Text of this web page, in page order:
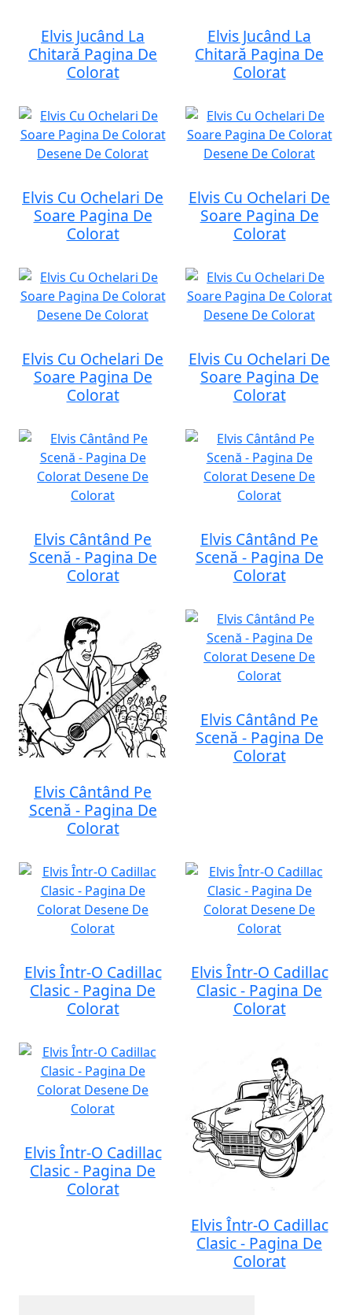
Elvis Jucând La
Chitară Pagina De
Colorat
Elvis Jucând La
Chitară Pagina De
Colorat
Elvis Cu Ochelari De
Soare Pagina De
Colorat
Elvis Cu Ochelari De
Soare Pagina De
Colorat
Elvis Cu Ochelari De
Soare Pagina De
Colorat
Elvis Cu Ochelari De
Soare Pagina De
Colorat
Elvis Cântând Pe
Scenă - Pagina De
Colorat
Elvis Cântând Pe
Scenă - Pagina De
Colorat
Elvis Cântând Pe
Scenă - Pagina De
Colorat
Elvis Cântând Pe
Scenă - Pagina De
Colorat
Elvis Într-O Cadillac
Clasic - Pagina De
Colorat
Elvis Într-O Cadillac
Clasic - Pagina De
Colorat
Elvis Într-O Cadillac
Clasic - Pagina De
Colorat
Elvis Într-O Cadillac
Clasic - Pagina De
Colorat